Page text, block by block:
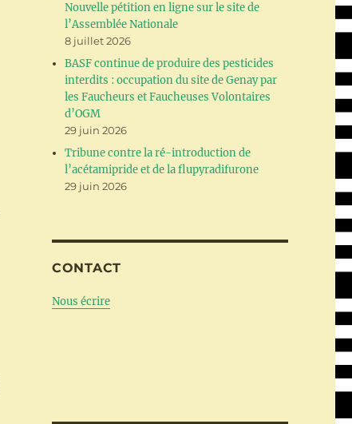
Nouvelle pétition en ligne sur le site de
l’Assemblée Nationale
8 juillet 2026
BASF continue de produire des pesticides
interdits : occupation du site de Genay par
les Faucheurs et Faucheuses Volontaires
d’OGM
29 juin 2026
Tribune contre la ré-introduction de
l’acétamipride et de la flupyradifurone
29 juin 2026
CONTACT
Nous écrire